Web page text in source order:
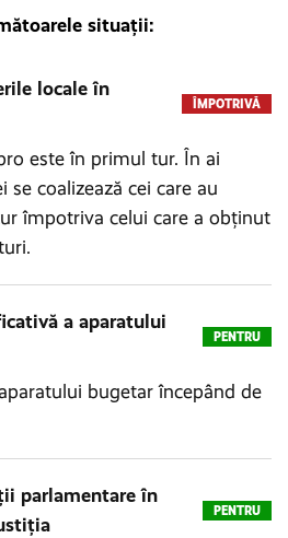
situații:
locale în
ÎMPOTRIVĂ
este în primul tur. În ai
se coalizează cei care au
împotriva celui care a obţinut
a aparatului
PENTRU
bugetar începând de
parlamentare în
PENTRU